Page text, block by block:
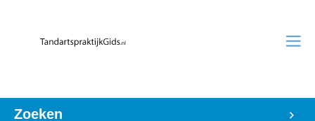
Zoeken